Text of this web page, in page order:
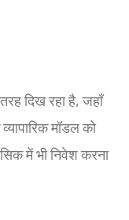
दिख रहा है, जहाँ
मॉडल को
में भी निवेश करना